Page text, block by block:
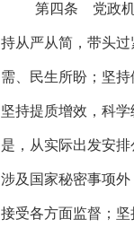
第四条 党政机
持从严从简，带头
需、民生所盼；坚
坚持提质增效，科
是，从实际出发安
涉及国家秘密事项
接受各方面监督；